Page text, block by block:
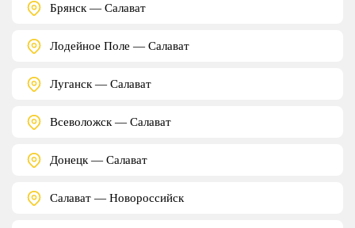
Брянск — Салават
Лодейное Поле — Салават
Луганск — Салават
Всеволожск — Салават
Донецк — Салават
Салават — Новороссийск